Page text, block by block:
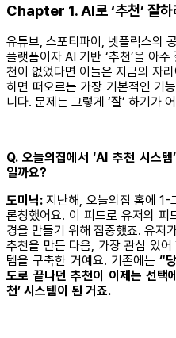
Chapter 1. AI로 ‘추천’ 잘하
유튜브, 스포티파이, 넷플릭스의
플랫폼이자 AI 기반 ‘추천’을 아
천이 없었다면 이들은 지금의 자
하면 떠오르는 가장 기본적인 기
니다. 문제는 그렇게 ‘잘’ 하기가
Q. 오늘의집에서 ‘AI 추천 시스
일까요?
도미닉: 지난해, 오늘의집 홈에
론칭했어요. 이 피드로 유저의
경을 만들기 위해 집중했죠. 유저
추천을 만든 다음, 가장 관심 있
템을 구축한 거예요. 기존에는“
도로 끝나던 추천이 이제는 선택
천’ 시스템이 된 거죠.